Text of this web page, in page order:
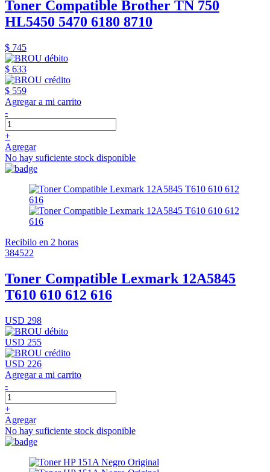
Toner Compatible Brother TN 750
HL5450 5470 6180 8710
$ 745
$ 633
$ 559
Agregar a mi carrito
-
+
Agregar
No hay suficiente stock disponible
Recibilo en 2 horas
384522
Toner Compatible Lexmark 12A5845
T610 610 612 616
USD 298
USD 255
USD 226
Agregar a mi carrito
-
+
Agregar
No hay suficiente stock disponible